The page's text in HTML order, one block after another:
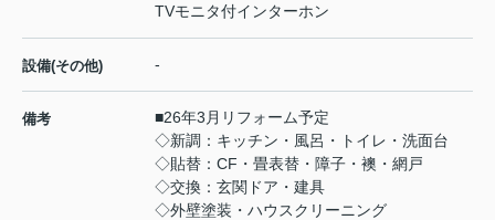
TVモニタ付インターホン
設備(その他) -
備考
■26年3月リフォーム予定
◇新調：キッチン・風呂・トイレ・洗面台
◇貼替：CF・畳表替・障子・襖・網戸
◇交換：玄関ドア・建具
◇外壁塗装・ハウスクリーニング